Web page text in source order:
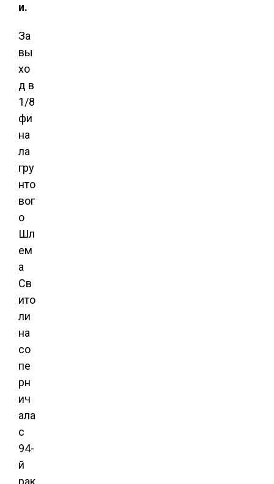
и.
За
вы
хо
д в
1/8
фи
на
ла
гру
нто
вог
о
Шл
ем
а
Св
ито
ли
на
со
пе
рн
ич
ала
с
94-
й
рак